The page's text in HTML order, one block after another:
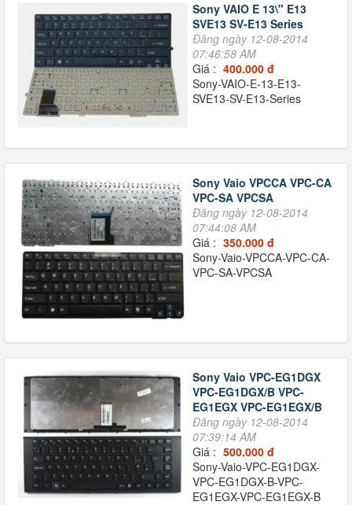
Sony VAIO E 13\" E13
SVE13 SV-E13 Series
Đăng ngày 12-08-2014
07:46:58 AM
Giá : 400.000 đ
Sony-VAIO-E-13-E13-
SVE13-SV-E13-Series
Sony Vaio VPCCA VPC-CA
VPC-SA VPCSA
Đăng ngày 12-08-2014
07:44:08 AM
Giá : 350.000 đ
Sony-Vaio-VPCCA-VPC-CA-
VPC-SA-VPCSA
Sony Vaio VPC-EG1DGX
VPC-EG1DGX/B VPC-
EG1EGX VPC-EG1EGX/B
Đăng ngày 12-08-2014
07:39:14 AM
Giá : 500.000 đ
Sony-Vaio-VPC-EG1DGX-
VPC-EG1DGX-B-VPC-
EG1EGX-VPC-EG1EGX-B